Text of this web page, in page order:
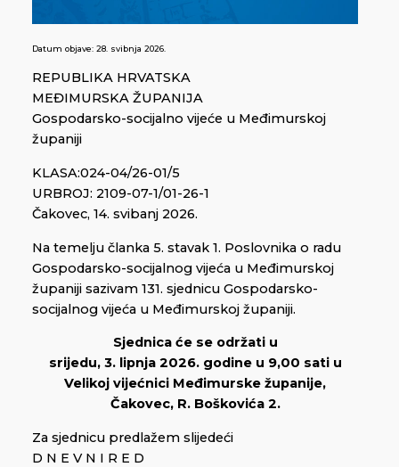
Datum objave: 28. svibnja 2026.
REPUBLIKA HRVATSKA
MEĐIMURSKA ŽUPANIJA
Gospodarsko-socijalno vijeće u Međimurskoj
županiji
KLASA:024-04/26-01/5
URBROJ: 2109-07-1/01-26-1
Čakovec, 14. svibanj 2026.
Na temelju članka 5. stavak 1. Poslovnika o radu
Gospodarsko-socijalnog vijeća u Međimurskoj
županiji sazivam 131. sjednicu Gospodarsko-
socijalnog vijeća u Međimurskoj županiji.
Sjednica će se održati u
srijedu, 3. lipnja 2026. godine u 9,00 sati u
Velikoj vijećnici Međimurske županije,
Čakovec, R. Boškovića 2.
Za sjednicu predlažem slijedeći
D N E V N I R E D